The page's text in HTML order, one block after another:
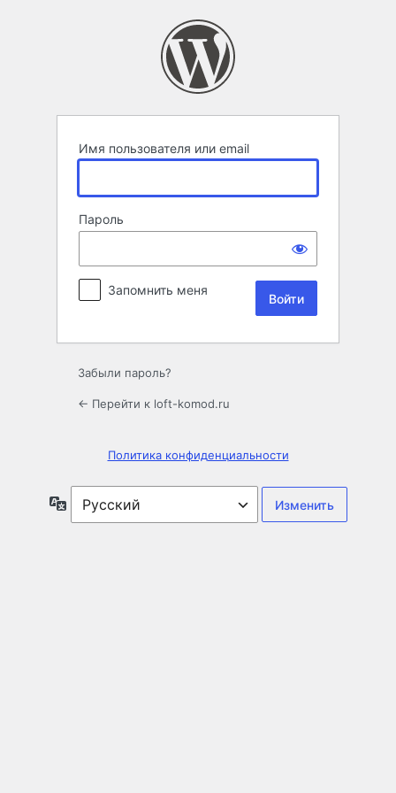
Имя пользователя или email
Пароль
Запомнить меня
Забыли пароль?
← Перейти к loft-komod.ru
Политика конфиденциальности
Язык